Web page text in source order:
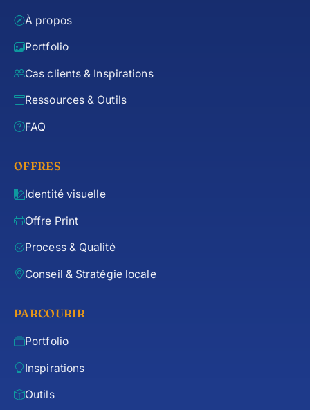
À propos
Portfolio
Cas clients & Inspirations
Ressources & Outils
FAQ
OFFRES
Identité visuelle
Offre Print
Process & Qualité
Conseil & Stratégie locale
PARCOURIR
Portfolio
Inspirations
Outils